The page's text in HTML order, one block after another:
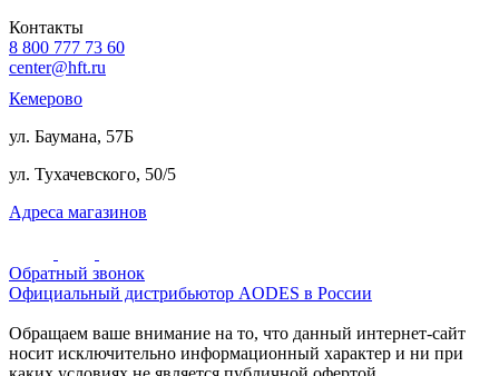
Контакты
8 800 777 73 60
center@hft.ru
Кемерово
ул. Баумана, 57Б
ул. Тухачевского, 50/5
Адреса магазинов
Обратный звонок
Официальный дистрибьютор AODES в России
Обращаем ваше внимание на то, что данный интернет-сайт
носит исключительно информационный характер и ни при